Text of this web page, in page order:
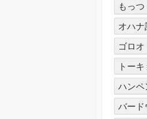
もっつ
オハナ
ゴロオ
トー
ハンペ
バー